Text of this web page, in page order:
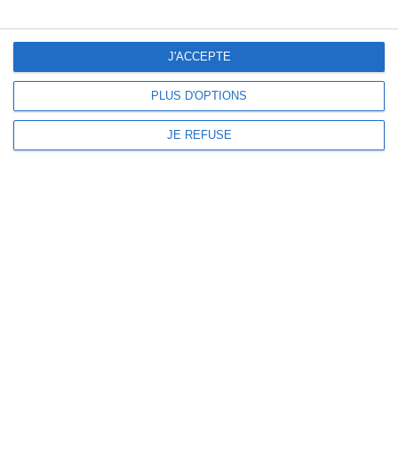
PLUS D'OPTIONS
JE REFUSE
J'ACCEPTE